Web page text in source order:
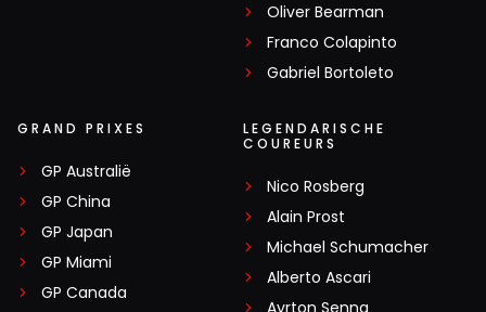
Oliver Bearman
Franco Colapinto
Gabriel Bortoleto
GRAND PRIXES
GP Australië
GP China
GP Japan
GP Miami
GP Canada
LEGENDARISCHE
COUREURS
Nico Rosberg
Alain Prost
Michael Schumacher
Alberto Ascari